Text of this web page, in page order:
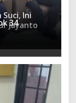
Ini
Jayanto
34